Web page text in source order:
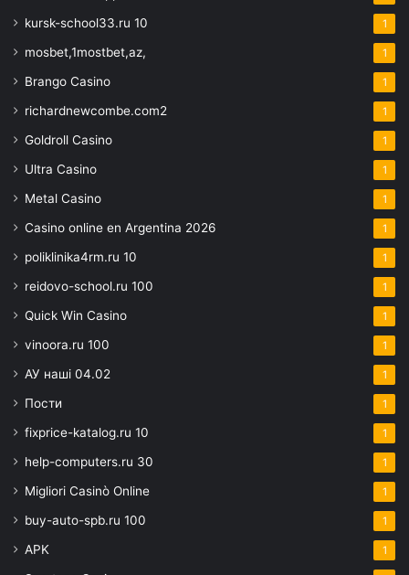
kursk-school33.ru 10 1
mosbet,1mostbet,az, 1
Brango Casino 1
richardnewcombe.com2 1
Goldroll Casino 1
Ultra Casino 1
Metal Casino 1
Casino online en Argentina 2026 1
poliklinika4rm.ru 10 1
reidovo-school.ru 100 1
Quick Win Casino 1
vinoora.ru 100 1
АУ наші 04.02 1
Пости 1
fixprice-katalog.ru 10 1
help-computers.ru 30 1
Migliori Casinò Online 1
buy-auto-spb.ru 100 1
APK 1